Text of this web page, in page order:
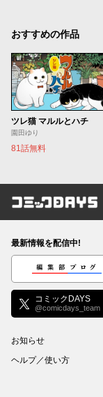
おすすめの作品
ツレ猫 マルルとハチ
園田ゆり
81話無料
コミック
最新情報を配信中!
編集部ブログ
コミックDAYS
@comicdays_team
お知らせ
ヘルプ／使い方